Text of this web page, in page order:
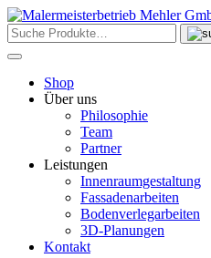
Skip
to
content
Shop
Über uns
Philosophie
Team
Partner
Leistungen
Innenraumgestaltung
Fassadenarbeiten
Bodenverlegarbeiten
3D-Planungen
Kontakt